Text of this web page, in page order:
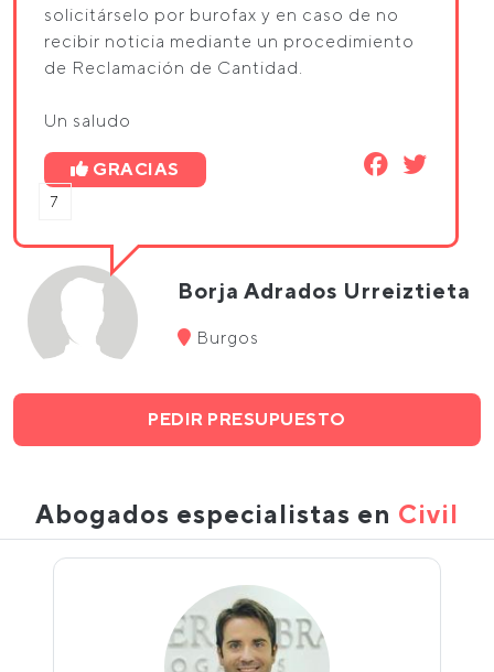
solicitárselo por burofax y en caso de no
recibir noticia mediante un procedimiento
de Reclamación de Cantidad.
Un saludo
GRACIAS
7
Borja Adrados Urreiztieta
Burgos
PEDIR PRESUPUESTO
Abogados especialistas en Civil